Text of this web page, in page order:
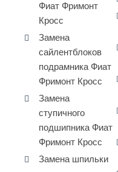
Фиат Фримонт
Кросс
Замена
сайлентблоков
подрамника Фиат
Фримонт Кросс
Замена
ступичного
подшипника Фиат
Фримонт Кросс
Замена шпильки